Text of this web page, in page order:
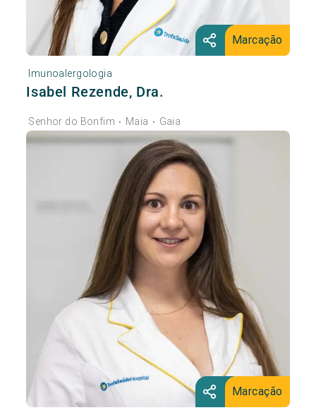
Marcação
Imunoalergologia
Isabel Rezende, Dra.
Senhor do Bonfim • Maia • Gaia
Marcação